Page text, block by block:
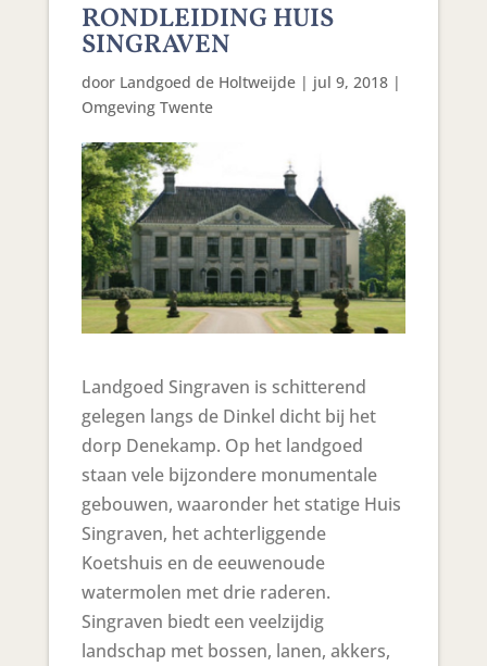
RONDLEIDING HUIS
SINGRAVEN
door Landgoed de Holtweijde| jul 9, 2018|
Omgeving Twente
Landgoed Singraven is schitterend
gelegen langs de Dinkel dicht bij het
dorp Denekamp. Op het landgoed
staan vele bijzondere monumentale
gebouwen, waaronder het statige Huis
Singraven, het achterliggende
Koetshuis en de eeuwenoude
watermolen met drie raderen.
Singraven biedt een veelzijdig
landschap met bossen, lanen, akkers,